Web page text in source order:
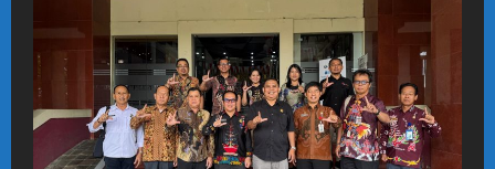
Timur
Siapkan
Rest
Area,
Solusi
Kurangi
Kemacetan
dan
Tingkatkan
PAD